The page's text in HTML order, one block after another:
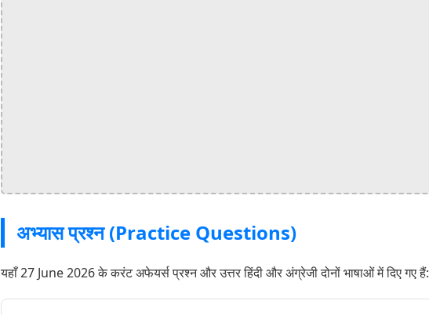
अभ्यास प्रश्न (Practice Questions)
यहाँ 27 June 2026 के करंट अफेयर्स प्रश्न और उत्तर हिंदी और अंग्रेजी दोनों भाषाओं में दिए गए हैं: